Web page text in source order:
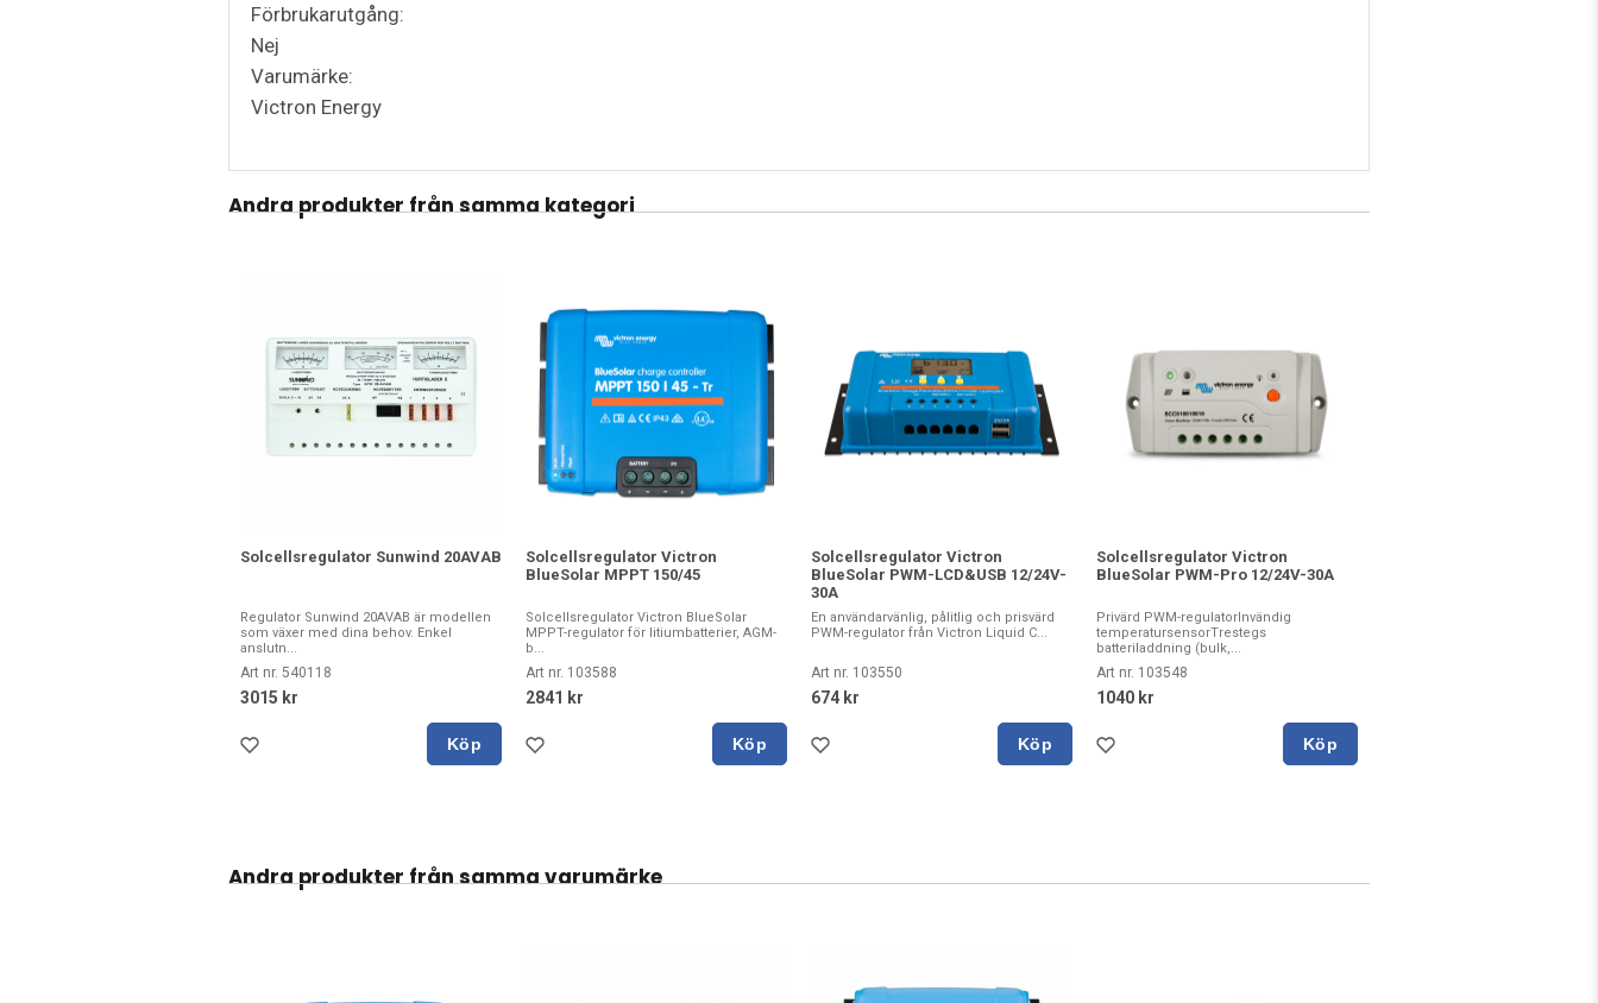
Förbrukarutgång:
Nej
Varumärke:
Victron Energy
Andra produkter från samma kategori
Solcellsregulator Sunwind 20AVAB
Regulator Sunwind 20AVAB är modellen
som växer med dina behov. Enkel
anslutn...
Art nr. 540118
3015 kr
Köp
Solcellsregulator Victron
BlueSolar MPPT 150/45
Solcellsregulator Victron BlueSolar
MPPT-regulator för litiumbatterier, AGM-
b...
Art nr. 103588
2841 kr
Köp
Solcellsregulator Victron
BlueSolar PWM-LCD&USB 12/24V-
30A
En användarvänlig, pålitlig och prisvärd
PWM-regulator från Victron Liquid C...
Art nr. 103550
674 kr
Köp
Solcellsregulator Victron
BlueSolar PWM-Pro 12/24V-30A
Privärd PWM-regulatorInvändig
temperatursensorTrestegs
batteriladdning (bulk,...
Art nr. 103548
1040 kr
Köp
Andra produkter från samma varumärke